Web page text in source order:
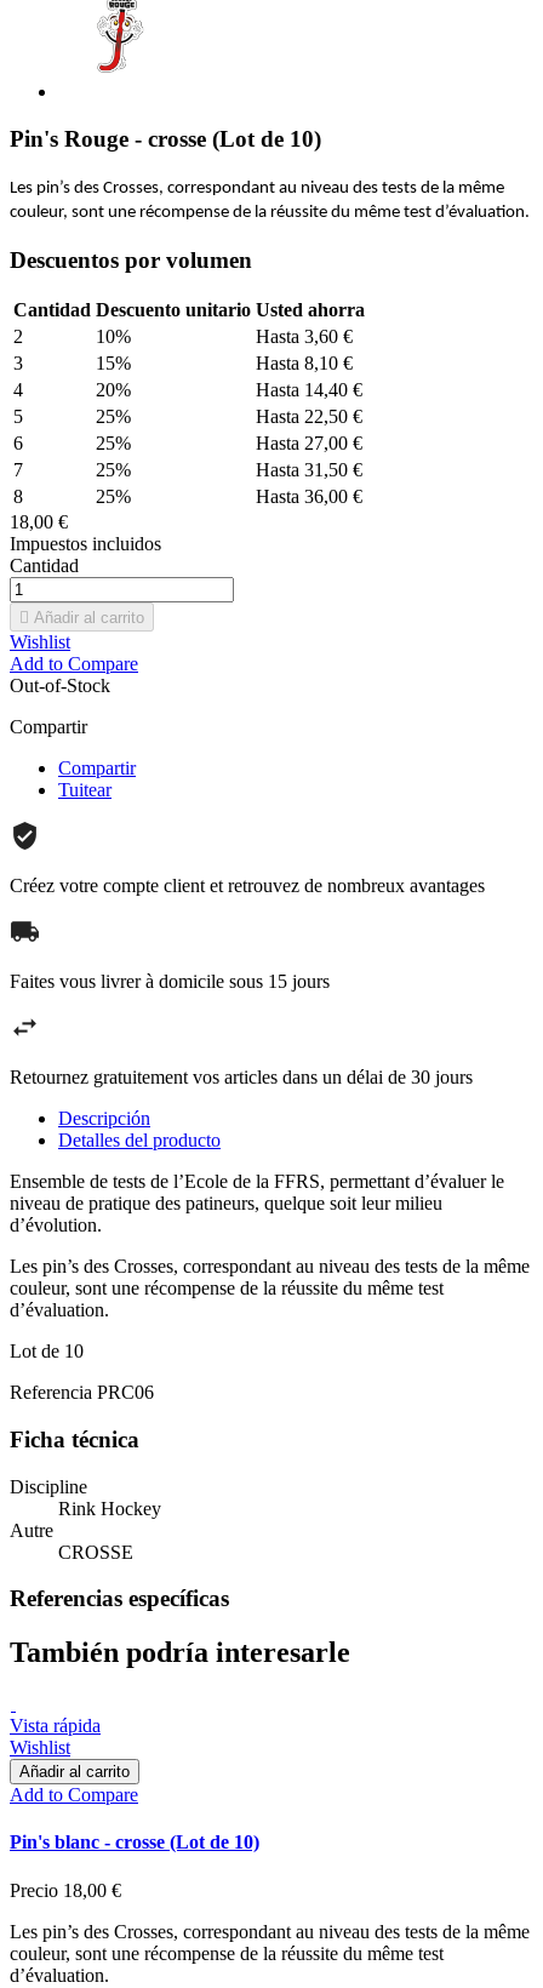
Pin's Rouge - crosse (Lot de 10)
Les pin’s des Crosses, correspondant au niveau des tests de la même
couleur, sont une récompense de la réussite du même test d’évaluation.
Descuentos por volumen
Cantidad Descuento unitario Usted ahorra
2
10%
Hasta 3,60 €
3
15%
Hasta 8,10 €
4
20%
Hasta 14,40 €
5
25%
Hasta 22,50 €
6
25%
Hasta 27,00 €
7
25%
Hasta 31,50 €
8
25%
Hasta 36,00 €
18,00 €
Impuestos incluidos
Cantidad
 Añadir al carrito
Wishlist
Add to Compare
Out-of-Stock
Compartir
Compartir
Tuitear
Créez votre compte client et retrouvez de nombreux avantages
Faites vous livrer à domicile sous 15 jours
Retournez gratuitement vos articles dans un délai de 30 jours
Descripción
Detalles del producto
Ensemble de tests de l’Ecole de la FFRS, permettant d’évaluer le
niveau de pratique des patineurs, quelque soit leur milieu
d’évolution.
Les pin’s des Crosses, correspondant au niveau des tests de la même
couleur, sont une récompense de la réussite du même test
d’évaluation.
Lot de 10
Referencia PRC06
Ficha técnica
Discipline
Rink Hockey
Autre
CROSSE
Referencias específicas
También podría interesarle
Vista rápida
Wishlist
Añadir al carrito
Add to Compare
Pin's blanc - crosse (Lot de 10)
Precio 18,00 €
Les pin’s des Crosses, correspondant au niveau des tests de la même
couleur, sont une récompense de la réussite du même test
d’évaluation.